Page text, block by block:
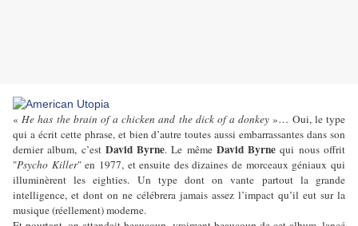
«He has the brain of a chicken and the dick of a donkey »… Oui, le type
qui a écrit cette phrase, et bien d’autre toutes aussi embarrassantes dans son
dernier album, c’est David Byrne. Le même David Byrne qui nous offrit
"Psycho Killer" en 1977, et ensuite des dizaines de morceaux géniaux qui
illuminèrent les eighties. Un type dont on vante partout la grande
intelligence, et dont on ne célébrera jamais assez l’impact qu’il eut sur la
musique (réellement) moderne.